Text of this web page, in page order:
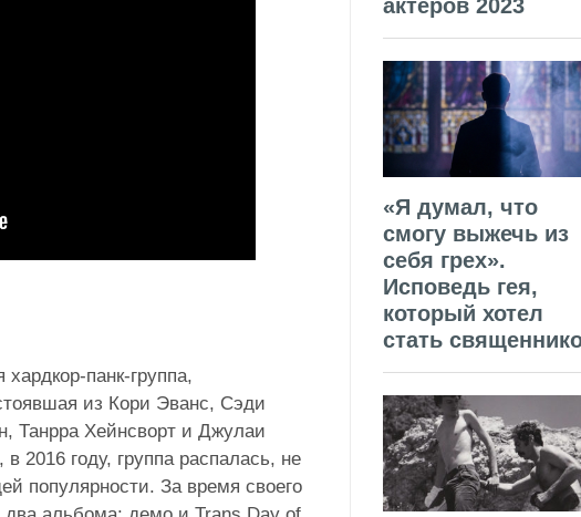
панк-группа,
из Кори Эванс, Сэди
Танрра Хейнсворт и Джулаи
2016 году, группа распалась, не
популярности. За время своего
актёров 2023
«Я думал, что
смогу выжечь из
себя грех».
Исповедь гея,
который хотел
стать